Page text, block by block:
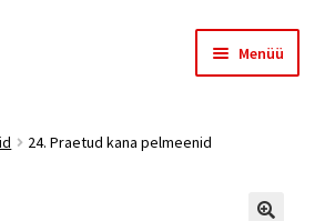
Menüü
24. Praetud kana pelmeenid